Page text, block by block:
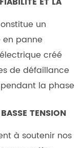
un
en panne
créé
de défaillance
la phase
TENSION
à soutenir nos